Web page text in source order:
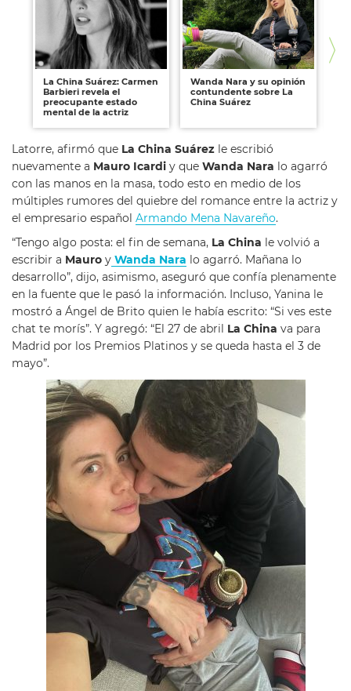
La China Suárez: Carmen
Barbieri revela el
preocupante estado
mental de la actriz
Wanda Nara y su opinión
contundente sobre La
China Suárez
Latorre, afirmó que La China Suárez le escribió
nuevamente a Mauro Icardi y que Wanda Nara lo agarró
con las manos en la masa, todo esto en medio de los
múltiples rumores del quiebre del romance entre la actriz y
el empresario español Armando Mena Navareño.
“Tengo algo posta: el fin de semana, La China le volvió a
escribir a Mauro y Wanda Nara lo agarró. Mañana lo
desarrollo”, dijo, asimismo, aseguró que confía plenamente
en la fuente que le pasó la información. Incluso, Yanina le
mostró a Ángel de Brito quien le había escrito: “Si ves este
chat te morís”. Y agregó: “El 27 de abril La China va para
Madrid por los Premios Platinos y se queda hasta el 3 de
mayo”.